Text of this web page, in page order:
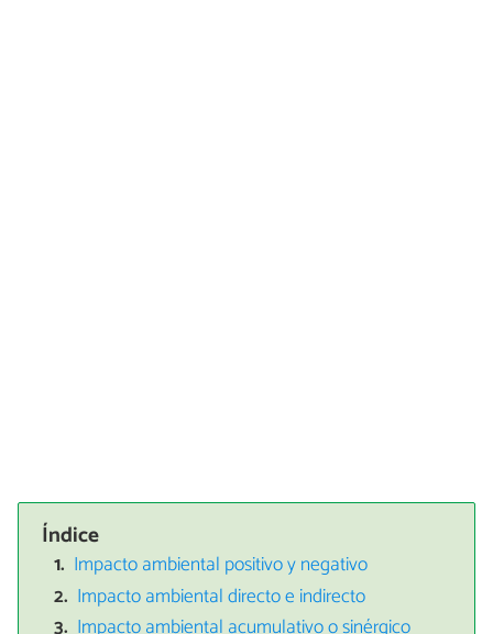
Índice
Impacto ambiental positivo y negativo
Impacto ambiental directo e indirecto